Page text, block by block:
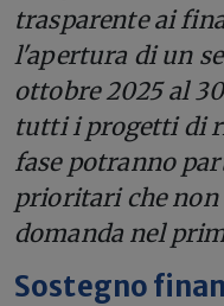
trasparente ai
l'apertura di un
ottobre 2025 al
tutti i progetti di
fase potranno
prioritari che non
domanda nel
Sostegno